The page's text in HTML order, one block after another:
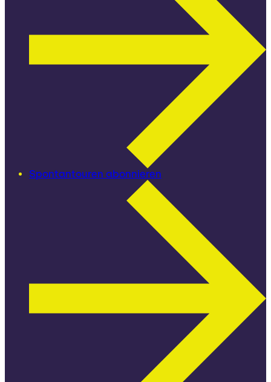
Spontantouren abonnieren